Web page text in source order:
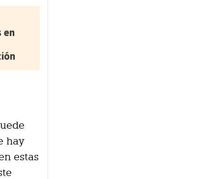
en
hay
estas